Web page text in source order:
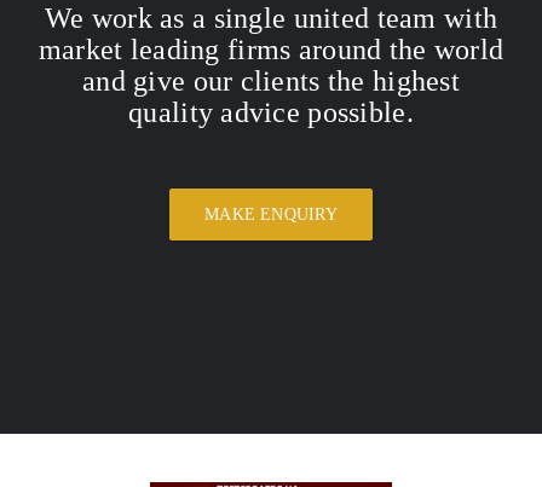
We work as a single united team with
market leading firms around the world
and give our clients the highest
quality advice possible.
MAKE ENQUIRY